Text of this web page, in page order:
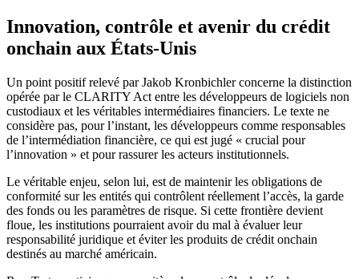
Innovation, contrôle et avenir du crédit
onchain aux États-Unis
Un point positif relevé par Jakob Kronbichler concerne la distinction
opérée par le CLARITY Act entre les développeurs de logiciels non
custodiaux et les véritables intermédiaires financiers. Le texte ne
considère pas, pour l’instant, les développeurs comme responsables
de l’intermédiation financière, ce qui est jugé « crucial pour
l’innovation » et pour rassurer les acteurs institutionnels.
Le véritable enjeu, selon lui, est de maintenir les obligations de
conformité sur les entités qui contrôlent réellement l’accès, la garde
des fonds ou les paramètres de risque. Si cette frontière devient
floue, les institutions pourraient avoir du mal à évaluer leur
responsabilité juridique et éviter les produits de crédit onchain
destinés au marché américain.